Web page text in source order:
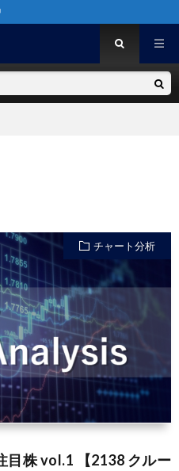
チャート分析
目株 vol.1 【2138 クルー